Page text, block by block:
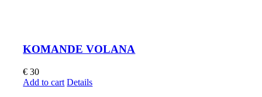
KOMANDE VOLANA
€ 30
Add to cart Details